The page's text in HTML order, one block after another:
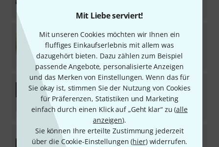
Mit Liebe serviert!
Mit unseren Cookies möchten wir Ihnen ein
fluffiges Einkaufserlebnis mit allem was
dazugehört bieten. Dazu zählen zum Beispiel
passende Angebote, personalisierte Anzeigen
und das Merken von Einstellungen. Wenn das für
Sie okay ist, stimmen Sie der Nutzung von Cookies
für Präferenzen, Statistiken und Marketing
einfach durch einen Klick auf „Geht klar“ zu (alle
anzeigen).
Sie können Ihre erteilte Zustimmung jederzeit
über die Cookie-Einstellungen (hier) widerrufen.
Cherry Audio KR-55C
Download-Lizenz
49 €
Cherry AudioSines Synthesizer
2
Download-Lizenz
49€
Cherry AudioTrident Mk3